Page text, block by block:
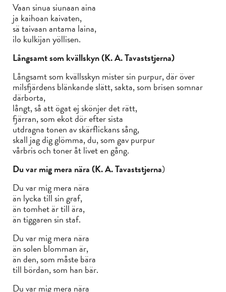
Vaan sinua siunaan aina
ja kaihoan kaivaten,
sä taivaan antama laina,
ilo kulkijan yöllisen.
Långsamt som kvällskyn (K. A. Tavaststjerna)
Långsamt som kvällsskyn mister sin purpur, där över
milsfjärdens blänkande slätt, sakta, som brisen somnar
därborta,
långt, så att ögat ej skönjer det rätt,
fjärran, som ekot dör efter sista
utdragna tonen av skärflickans sång,
skall jag dig glömma, du, som gav purpur
vårbris och toner åt livet en gång.
Duvar mig mera nära (K. A. Tavaststjerna)
Du var mig mera nära
än lycka till sin graf,
än tomhet är till ära,
än tiggaren sin staf.
Du var mig mera nära
än solen blomman är,
än den, som måste bära
till bördan, som han bär.
Du var mig mera nära